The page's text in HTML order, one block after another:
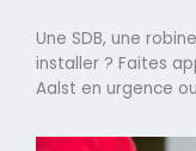
Une SDB, une
installer ? Faites
Aalst en urgence